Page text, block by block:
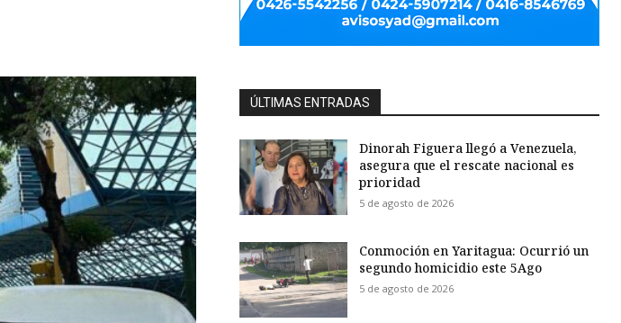
ÚLTIMAS ENTRADAS
Dinorah Figuera llegó a Venezuela,
asegura que el rescate nacional es
prioridad
5 de agosto de 2026
Conmoción en Yaritagua: Ocurrió un
segundo homicidio este 5Ago
5 de agosto de 2026